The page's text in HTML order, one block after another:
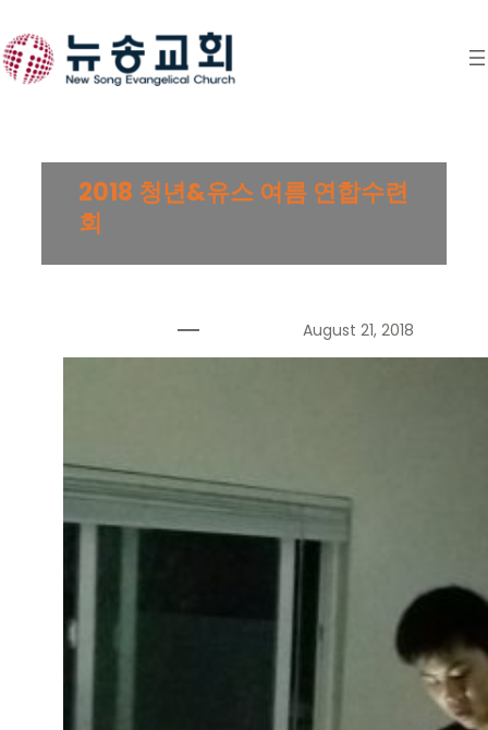
to
content
2018 청년&유스 여름 연합수련
회
August 21, 2018